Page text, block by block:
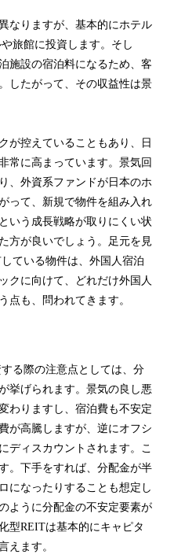
なりますが、基本的にホテル
旅館に投資します。そし
施設の宿泊料になるため、客
したがって、その収益性は景
が控えていることもあり、日
常に高まっています。景気回
、外資系ファンドが日本のホ
って、新規で物件を組み入れ
いう成長戦略が取りにくい状
方が良いでしょう。足元を見
ている物件は、外国人宿泊
クに向けて、どれだけ外国人
点も、問われてきます。
る際の注意点としては、分
挙げられます。景気の良し悪
わりますし、宿泊費も不安定
が高騰しますが、逆にオフシ
ディスカウントされます。こ
。下手をすれば、分配金が半
になったりすることも想定し
ように分配金の不安定要素が
型REITは基本的にキャピタ
えます。